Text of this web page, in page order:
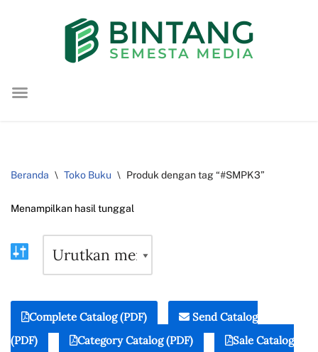
konten
Beranda \ Toko Buku \ Produk dengan tag “#SMPK3”
Menampilkan hasil tunggal
Complete Catalog (PDF)
Send Catalog
(PDF)
Category Catalog (PDF)
Sale Catalog